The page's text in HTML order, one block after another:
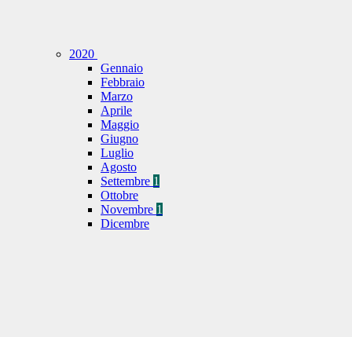
2020
Gennaio
Febbraio
Marzo
Aprile
Maggio
Giugno
Luglio
Agosto
Settembre 1
Ottobre
Novembre 1
Dicembre